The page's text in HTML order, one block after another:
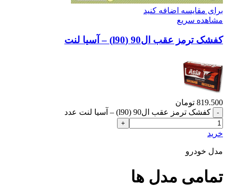
برای مقایسه اضافه کنید
مشاهده سریع
کفشک ترمز عقب ال90 (l90) – آسیا لنت
819.500 تومان
کفشک ترمز عقب ال90 (l90) – آسیا لنت عدد
خرید
مدل خودرو
تمامی مدل ها